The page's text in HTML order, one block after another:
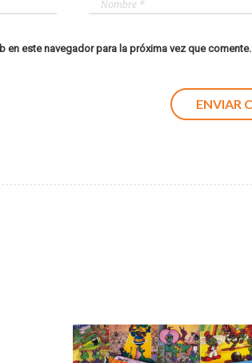
en este navegador para la próxima vez que comente.